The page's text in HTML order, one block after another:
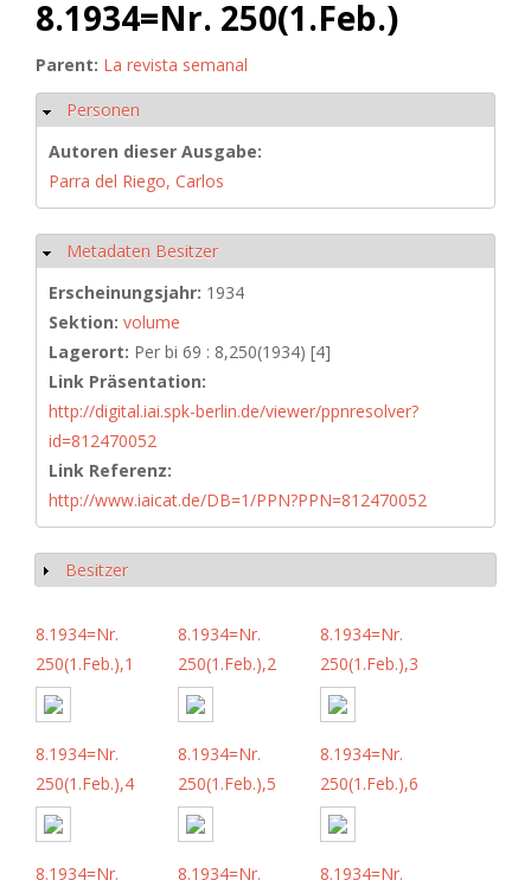
8.1934=Nr. 250(1.Feb.)
Parent: La revista semanal
Ausblenden
Personen
Autoren dieser Ausgabe:
Parra del Riego, Carlos
Ausblenden
Metadaten Besitzer
Erscheinungsjahr: 1934
Sektion: volume
Lagerort: Per bi 69 : 8,250(1934) [4]
Link Präsentation:
http://digital.iai.spk-berlin.de/viewer/ppnresolver?
id=812470052
Link Referenz:
http://www.iaicat.de/DB=1/PPN?PPN=812470052
Anzeigen
Besitzer
8.1934=Nr.
250(1.Feb.),1
8.1934=Nr.
250(1.Feb.),2
8.1934=Nr.
250(1.Feb.),3
8.1934=Nr.
250(1.Feb.),4
8.1934=Nr.
250(1.Feb.),5
8.1934=Nr.
250(1.Feb.),6
8.1934=Nr.
8.1934=Nr.
8.1934=Nr.